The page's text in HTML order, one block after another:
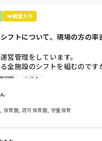
逃げ、と、過去辞めた人も何
👑殿堂入り
フトについて。現場の方の率
営管理をしています。
全施設のシフトを組むのです
は入れる方が少なく、いつも苦
るはずですが、いざ勤務が始
い方ばかりです。
望休は2日まで、と制限をか
管理職 シフト
保育園, 認可保育園, 学童保育